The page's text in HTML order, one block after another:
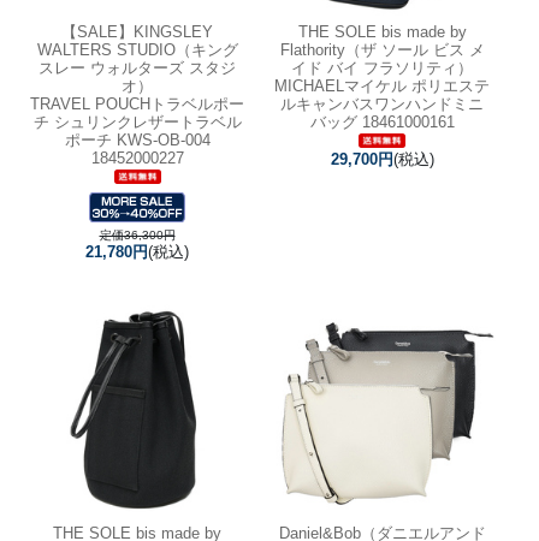
【SALE】
KINGSLEY
WALTERS STUDIO（キング
スレー ウォルターズ スタジ
オ）
TRAVEL POUCHトラベルポー
チ シュリンクレザートラベル
ポーチ KWS-OB-004
18452000227
定価36,300円
21,780円(税込)
THE SOLE bis made by
Flathority（ザ ソール ビス メ
イド バイ フラソリティ）
MICHAELマイケル ポリエステ
ルキャンバスワンハンドミニ
バッグ 18461000161
29,700円(税込)
THE SOLE bis made by
Daniel&Bob（ダニエルアンド